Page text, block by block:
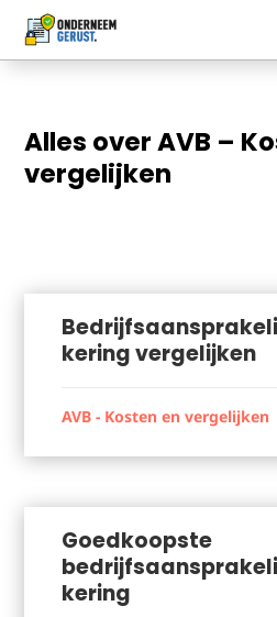
Alles over AVB –
vergelijken
kering vergelijken
AVB - Kosten en vergelijken
Goedkoopste
kering